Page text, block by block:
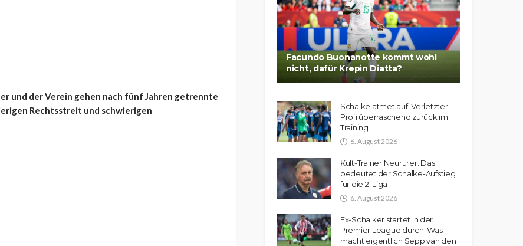
und der Verein gehen nach fünf Jahren getrennte
Rechtsstreit und schwierigen
Facundo Buonanotte kommt wohl
nicht, dafür Krepin Diatta?
Schalke atmet auf: Verletzter
Profi überraschend zurück im
Training
6. August 2026
Kult-Trainer Neururer: Das
bedeutet der Schalke-Aufstieg
für die 2. Liga
6. August 2026
Ex-Schalker startet in der
Premier League durch: Was
macht eigentlich Sepp van den